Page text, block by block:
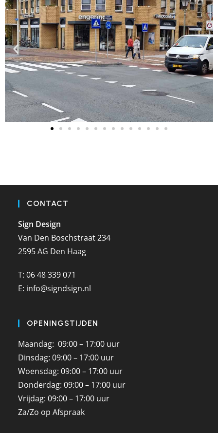
CONTACT
Sign Design
Van Den Boschstraat 234
2595 AG Den Haag
T: 06 48 339 071
E: info@signdsign.nl
OPENINGSTIJDEN
Maandag: 09:00 – 17:00 uur
Dinsdag: 09:00 – 17:00 uur
Woensdag: 09:00 – 17:00 uur
Donderdag: 09:00 – 17:00 uur
Vrijdag: 09:00 – 17:00 uur
Za/Zo op Afspraak